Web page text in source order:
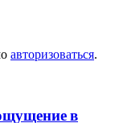
авторизоваться.
в